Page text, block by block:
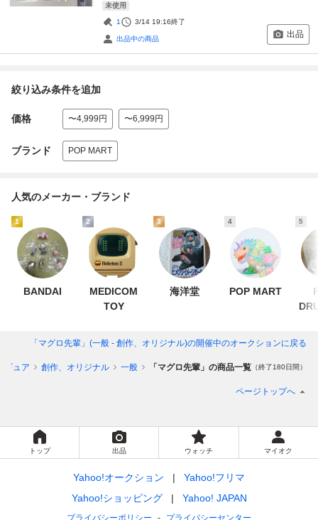
未使用
1 3/14 19:16終了
出品中の商品 出品
絞り込み条件を追加
価格 〜4,999円 〜6,999円
ブランド POP MART
人気のメーカー・ブランド
1
BANDAI
2
MEDICOM
TOY
3
海洋堂
4
POP MART
5
「マグロ先輩」(一般 - 創作、オリジナル)の開催中のオークションに戻る
ギュア 創作、オリジナル 一般 「マグロ先輩」の商品一覧 （終了180日間）
ページトップへ
トップ 出品 ウォッチ マイオク
Yahoo!オークション
Yahoo!フリマ
Yahoo!ショッピング
Yahoo! JAPAN
プライバシーポリシー プライバシーセンター